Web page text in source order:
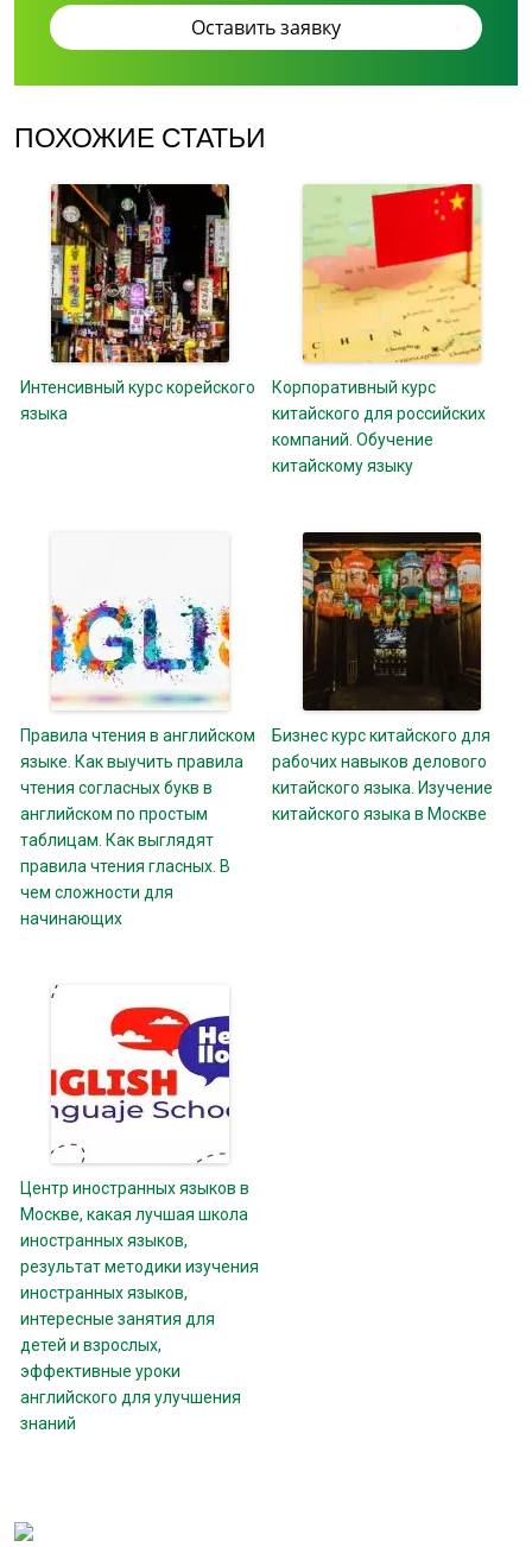
ПОХОЖИЕ СТАТЬИ
Интенсивный курс корейского
языка
Корпоративный курс
китайского для российских
компаний. Обучение
китайскому языку
Правила чтения в английском
языке. Как выучить правила
чтения согласных букв в
английском по простым
таблицам. Как выглядят
правила чтения гласных. В
чем сложности для
начинающих
Бизнес курс китайского для
рабочих навыков делового
китайского языка. Изучение
китайского языка в Москве
Центр иностранных языков в
Москве, какая лучшая школа
иностранных языков,
результат методики изучения
иностранных языков,
интересные занятия для
детей и взрослых,
эффективные уроки
английского для улучшения
знаний